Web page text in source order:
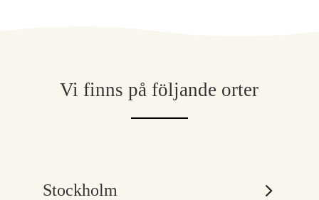
Vi finns på följande orter
Stockholm